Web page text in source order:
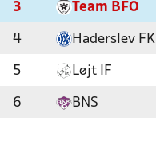
3 Team BFO
4 Haderslev FK
5 Løjt IF
6 BNS